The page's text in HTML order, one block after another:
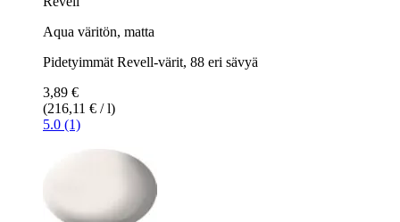
Aqua väritön, matta
Pidetyimmät Revell-värit, 88 eri sävyä
3,89 €
(216,11 € / l)
5.0 (1)